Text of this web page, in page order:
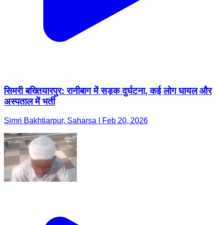
सिमरी बख्तियारपुर: रानीबाग में सड़क दुर्घटना, कई लोग घायल और
अस्पताल में भर्ती
Simri Bakhtiarpur, Saharsa | Feb 20, 2026